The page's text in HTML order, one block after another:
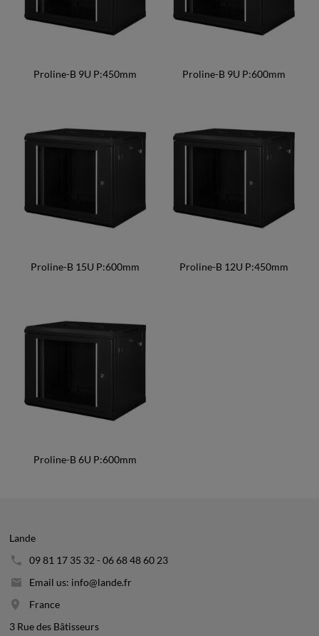
Proline-B 9U P:450mm Proline-B 9U P:600mm
Proline-B 15U P:600mm Proline-B 12U P:450mm
Proline-B 6U P:600mm
Lande
09 81 17 35 32 - 06 68 48 60 23
Email us: info@lande.fr
France
3 Rue des Bâtisseurs